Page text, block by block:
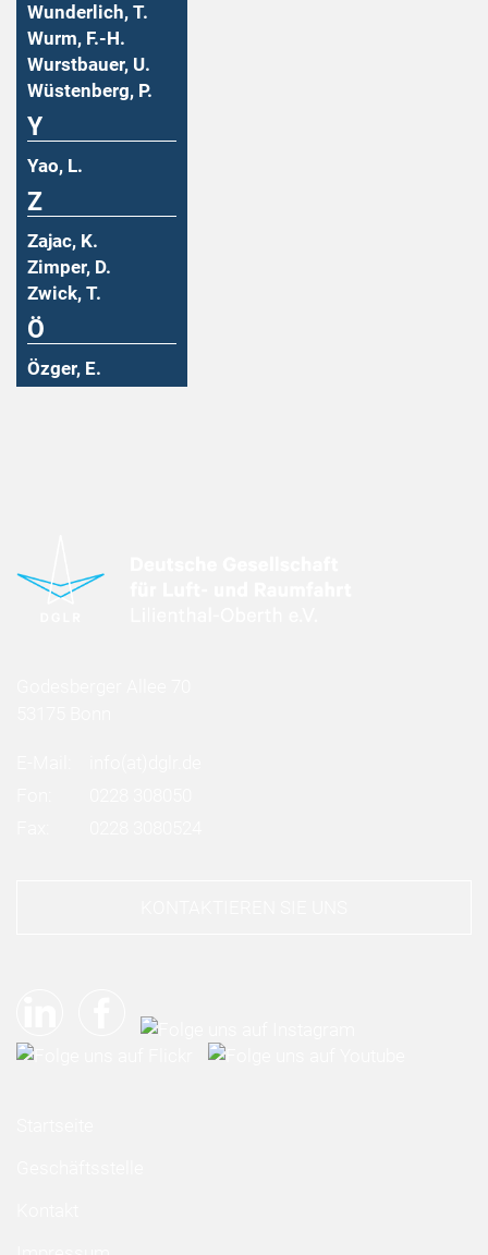
Wunderlich, T.
Wurm, F.-H.
Wurstbauer, U.
Wüstenberg, P.
Y
Yao, L.
Z
Zajac, K.
Zimper, D.
Zwick, T.
Ö
Özger, E.